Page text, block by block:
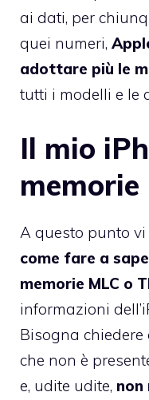
ai dati, per
quei numeri,
adottare più le
tutti i modelli e le
Il mio
memorie
A questo punto
come fare a
memorie MLC o
informazioni
Bisogna
che non è
e, udite udite, non